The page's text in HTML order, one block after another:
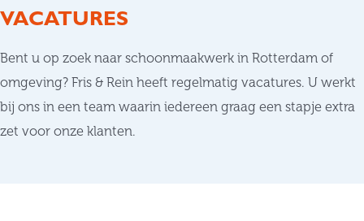
VACATURES
Bent u op zoek naar schoonmaakwerk in Rotterdam of
omgeving? Fris & Rein heeft regelmatig vacatures. U werkt
bij ons in een team waarin iedereen graag een stapje extra
zet voor onze klanten.